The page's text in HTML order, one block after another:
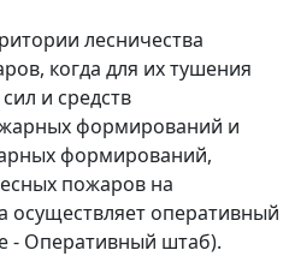
лесничества
когда для их тушения
и средств
формирований и
формирований,
пожаров на
осуществляет оперативный
- Оперативный штаб).